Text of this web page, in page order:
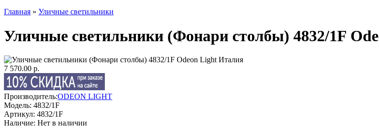
Главная » Уличные светильники
Уличные светильники (Фонари столбы) 4832/1F
7 570.00 р.
Производитель:ODEON LIGHT
Модель: 4832/1F
Артикул: 4832/1F
Наличие: Нет в наличии